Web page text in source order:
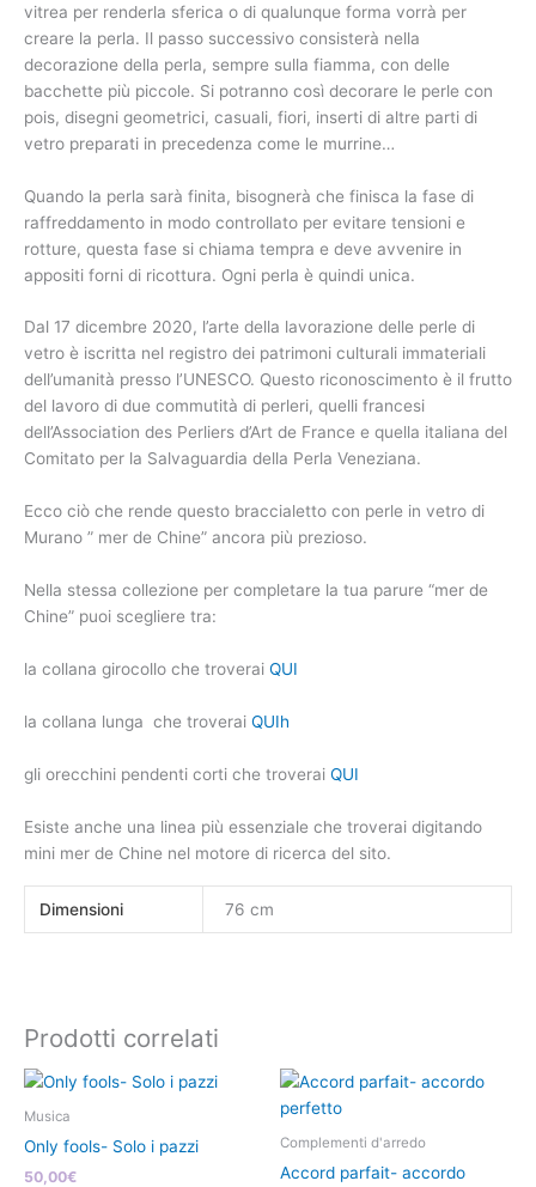
vitrea per renderla sferica o di qualunque forma vorrà per
creare la perla. Il passo successivo consisterà nella
decorazione della perla, sempre sulla fiamma, con delle
bacchette più piccole. Si potranno così decorare le perle con
pois, disegni geometrici, casuali, fiori, inserti di altre parti di
vetro preparati in precedenza come le murrine…
Quando la perla sarà finita, bisognerà che finisca la fase di
raffreddamento in modo controllato per evitare tensioni e
rotture, questa fase si chiama tempra e deve avvenire in
appositi forni di ricottura. Ogni perla è quindi unica.
Dal 17 dicembre 2020, l’arte della lavorazione delle perle di
vetro è iscritta nel registro dei patrimoni culturali immateriali
dell’umanità presso l’UNESCO. Questo riconoscimento è il frutto
del lavoro di due commutità di perleri, quelli francesi
dell’Association des Perliers d’Art de France e quella italiana del
Comitato per la Salvaguardia della Perla Veneziana.
Ecco ciò che rende questo braccialetto con perle in vetro di
Murano ” mer de Chine” ancora più prezioso.
Nella stessa collezione per completare la tua parure “mer de
Chine” puoi scegliere tra:
la collana girocollo che troverai QUI
la collana lunga che troverai QUIh
gli orecchini pendenti corti che troverai QUI
Esiste anche una linea più essenziale che troverai digitando
mini mer de Chine nel motore di ricerca del sito.
Dimensioni 76 cm
Prodotti correlati
Musica
Only fools- Solo i pazzi
50,00€
Complementi d'arredo
Accord parfait- accordo
Questo
ha